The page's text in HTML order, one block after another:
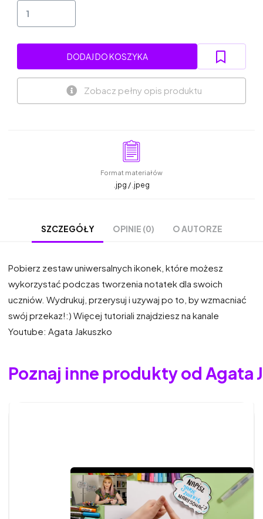
DODAJ DO KOSZYKA
Zobacz pełny opis produktu
Format materiałów
.jpg / .jpeg
SZCZEGÓŁY OPINIE (0) O AUTORZE
Pobierz zestaw uniwersalnych ikonek, które możesz
wykorzystać podczas tworzenia notatek dla swoich
uczniów. Wydrukuj, przerysuj i uzywaj po to, by wzmacniać
swój przekaz!:) Więcej tutoriali znajdziesz na kanale
Youtube: Agata Jakuszko
Poznaj inne produkty od Agata